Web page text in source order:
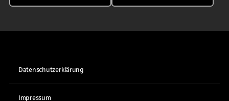
Datenschutzerklärung
Impressum